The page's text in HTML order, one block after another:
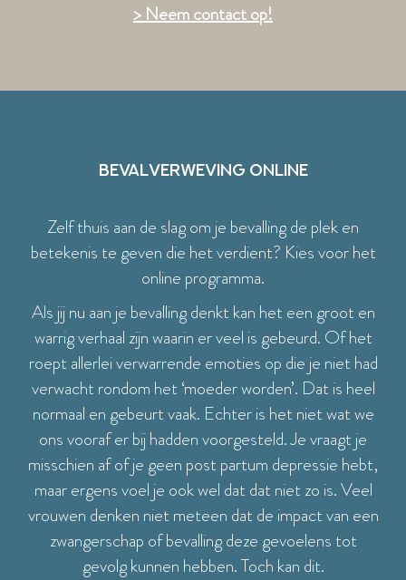
> Neem contact op!
Bevalverweving Online
Zelf thuis aan de slag om je bevalling de plek en
betekenis te geven die het verdient? Kies voor het
online programma.
Als jij nu aan je bevalling denkt kan het een groot en
warrig verhaal zijn waarin er veel is gebeurd. Of het
roept allerlei verwarrende emoties op die je niet had
verwacht rondom het ‘moeder worden’. Dat is heel
normaal en gebeurt vaak. Echter is het niet wat we
ons vooraf er bij hadden voorgesteld. Je vraagt je
misschien af of je geen post partum depressie hebt,
maar ergens voel je ook wel dat dat niet zo is. Veel
vrouwen denken niet meteen dat de impact van een
zwangerschap of bevalling deze gevoelens tot
gevolg kunnen hebben. Toch kan dit.